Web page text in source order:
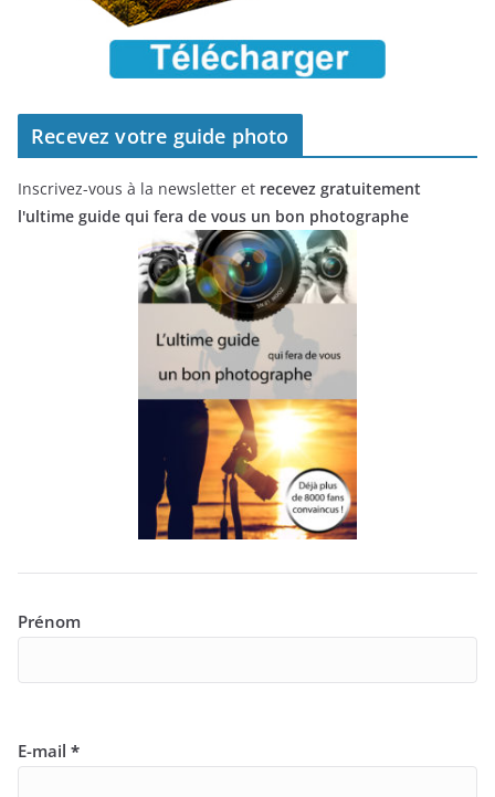
Recevez votre guide photo
Inscrivez-vous à la newsletter et recevez gratuitement
l'ultime guide qui fera de vous un bon photographe
Prénom
E-mail *